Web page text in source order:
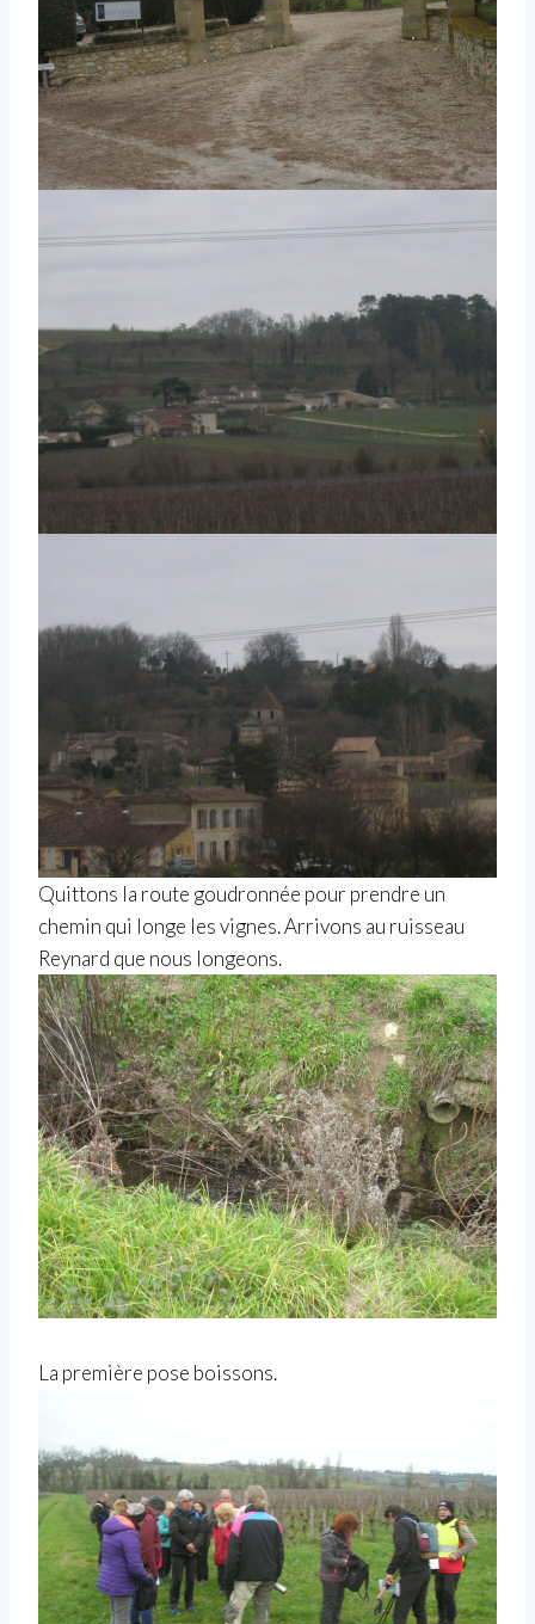
Quittons la route goudronnée pour prendre un
chemin qui longe les vignes. Arrivons au ruisseau
Reynard que nous longeons.
La première pose boissons.